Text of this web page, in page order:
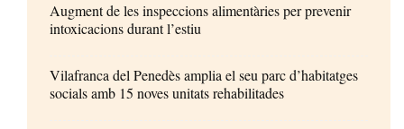
Augment de les inspeccions alimentàries per prevenir
intoxicacions durant l’estiu
Vilafranca del Penedès amplia el seu parc d’habitatges
socials amb 15 noves unitats rehabilitades